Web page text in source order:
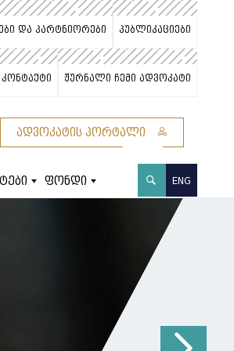
და პარტნიორები პუბლიკაციები
კონტაქტი ჟურნალი ჩემი ადვოკატი
ადვოკატის პორტალი
ფონდი ENG